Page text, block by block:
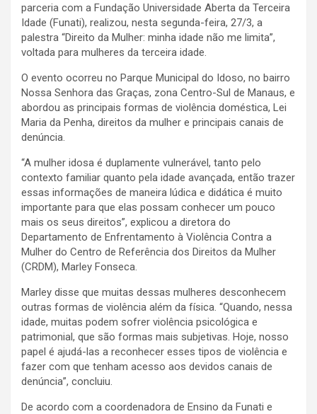
parceria com a Fundação Universidade Aberta da Terceira
Idade (Funati), realizou, nesta segunda-feira, 27/3, a
palestra “Direito da Mulher: minha idade não me limita”,
voltada para mulheres da terceira idade.
O evento ocorreu no Parque Municipal do Idoso, no bairro
Nossa Senhora das Graças, zona Centro-Sul de Manaus, e
abordou as principais formas de violência doméstica, Lei
Maria da Penha, direitos da mulher e principais canais de
denúncia.
“A mulher idosa é duplamente vulnerável, tanto pelo
contexto familiar quanto pela idade avançada, então trazer
essas informações de maneira lúdica e didática é muito
importante para que elas possam conhecer um pouco
mais os seus direitos”, explicou a diretora do
Departamento de Enfrentamento à Violência Contra a
Mulher do Centro de Referência dos Direitos da Mulher
(CRDM), Marley Fonseca.
Marley disse que muitas dessas mulheres desconhecem
outras formas de violência além da física. “Quando, nessa
idade, muitas podem sofrer violência psicológica e
patrimonial, que são formas mais subjetivas. Hoje, nosso
papel é ajudá-las a reconhecer esses tipos de violência e
fazer com que tenham acesso aos devidos canais de
denúncia”, concluiu.
De acordo com a coordenadora de Ensino da Funati e